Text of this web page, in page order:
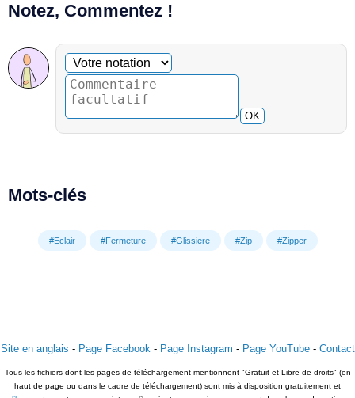
Notez, Commentez !
Commentaire facultatif
Votre notation
OK
Mots-clés
#Eclair #Fermeture #Glissiere #Zip #Zipper
Site en anglais - Page Facebook - Page Instagram - Page YouTube- Contact
Tous les fichiers dont les pages de téléchargement mentionnent "Gratuit et Libre de droits" (en
haut de page ou dans le cadre de téléchargement) sont mis à disposition gratuitement et